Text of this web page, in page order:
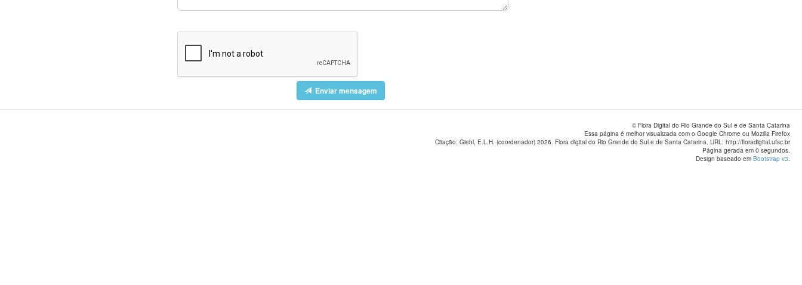
Enviar mensagem
© Flora Digital do Rio Grande do Sul e de Santa Catarina
Essa página é melhor visualizada com o Google Chrome ou Mozilla Firefox
Citação: Giehl, E.L.H. (coordenador) 2026. Flora digital do Rio Grande do Sul e de Santa Catarina. URL: http://floradigital.ufsc.br
Página gerada em 0 segundos.
Design baseado em Bootstrap v3.